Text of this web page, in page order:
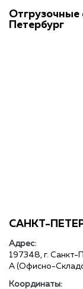
Отгрузочные
Петербург
САНКТ-
Адрес:
197348, г. Санкт-
А (Офисно-
Координаты: